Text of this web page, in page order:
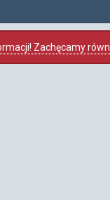
Zachęcamy